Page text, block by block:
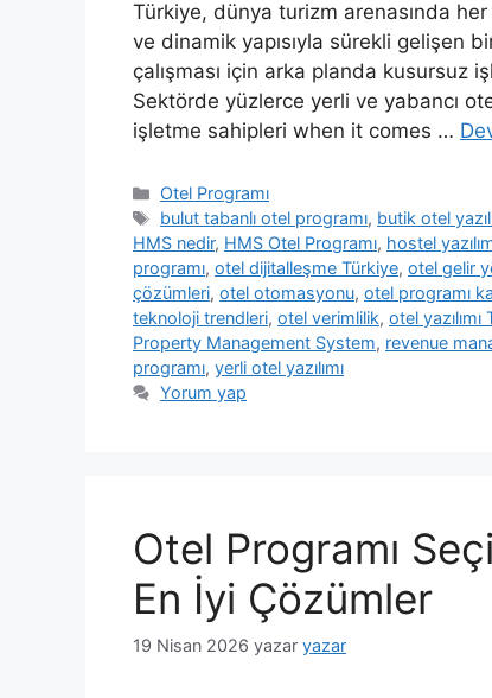
Türkiye, dünya turizm arenasında
ve dinamik yapısıyla sürekli gelişen
çalışması için arka planda kusursuz
Sektörde yüzlerce yerli ve yabancı
işletme sahipleri when it comes …
Kategoriler
Otel Programı
Etiketler
bulut tabanlı otel programı, butik otel
HMS nedir, HMS Otel Programı, hostel
programı, otel dijitalleşme Türkiye, otel gelir
çözümleri, otel otomasyonu, otel programı
teknoloji trendleri, otel verimlilik, otel yazılımı
Property Management System, revenue
programı, yerli otel yazılımı
Yorum yap
Otel Programı
En İyi Çözümler
19 Nisan 2026 yazar yazar